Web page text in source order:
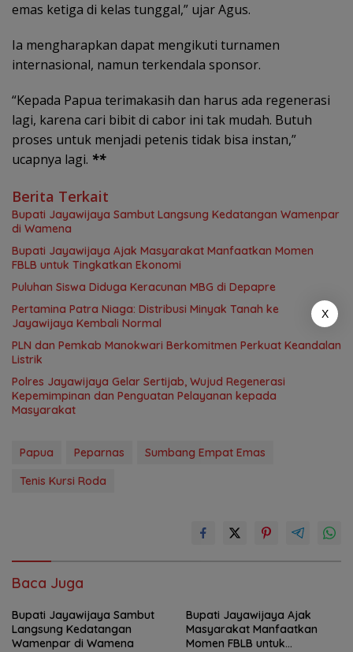
emas ketiga di kelas tunggal,” ujar Agus.
Ia mengharapkan dapat mengikuti turnamen
internasional, namun terkendala sponsor.
“Kepada Papua terimakasih dan harus ada regenerasi
lagi, karena cari bibit di cabor ini tak mudah. Butuh
proses untuk menjadi petenis tidak bisa instan,”
ucapnya lagi. **
Berita Terkait
Bupati Jayawijaya Sambut Langsung Kedatangan Wamenpar
di Wamena
Bupati Jayawijaya Ajak Masyarakat Manfaatkan Momen
FBLB untuk Tingkatkan Ekonomi
Puluhan Siswa Diduga Keracunan MBG di Depapre
Pertamina Patra Niaga: Distribusi Minyak Tanah ke
Jayawijaya Kembali Normal
PLN dan Pemkab Manokwari Berkomitmen Perkuat Keandalan
Listrik
Polres Jayawijaya Gelar Sertijab, Wujud Regenerasi
Kepemimpinan dan Penguatan Pelayanan kepada
Masyarakat
Papua Peparnas
Sumbang Empat Emas
Tenis Kursi Roda
Baca Juga
Bupati Jayawijaya Sambut
Langsung Kedatangan
Wamenpar di Wamena
Bupati Jayawijaya Ajak
Masyarakat Manfaatkan
Momen FBLB untuk
X